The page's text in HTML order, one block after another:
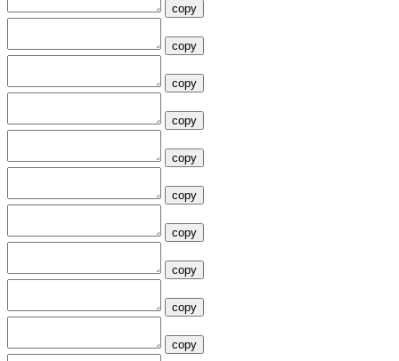
copy
copy
copy
copy
copy
copy
copy
copy
copy
copy